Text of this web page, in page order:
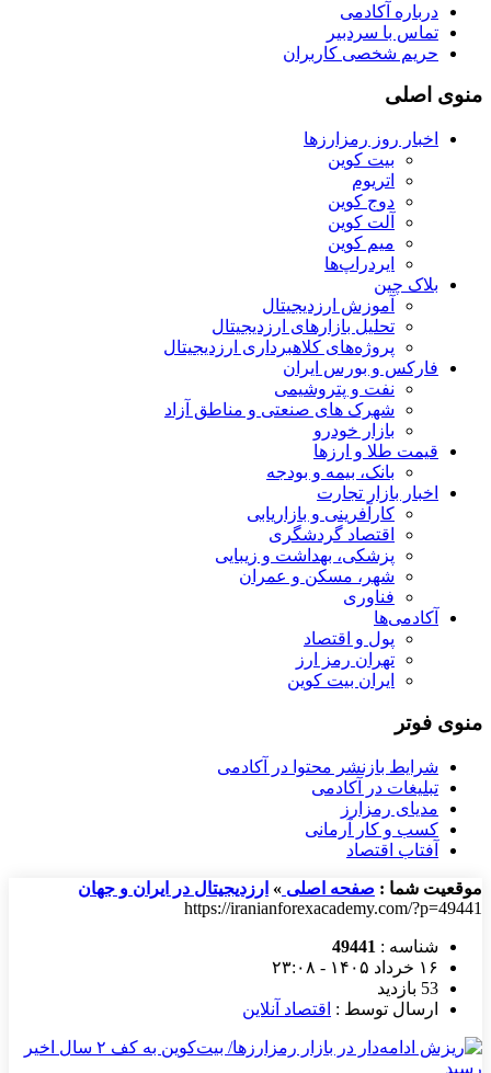
درباره آکادمی
تماس با سردبیر
حریم شخصی کاربران
منوی اصلی
اخبار روز رمزارزها
بیت کوین
اتریوم
دوج کوین
آلت کوین
میم کوین‌
ایردراپ‌ها
بلاک چین
آموزش ارزدیجیتال
تحلیل بازارهای ارزدیجیتال
پروژه‌های کلاهبرداری ارزدیجیتال
فارکس و بورس ایران
نفت و پتروشیمی
شهرک های صنعتی و مناطق آزاد
بازار خودرو
قیمت طلا و ارزها
بانک، بیمه و بودجه
اخبار بازار تجارت
کارآفرینی و بازاریابی
اقتصاد گردشگری
پزشکی، بهداشت و زیبایی
شهر، مسکن و عمران
فناوری
آکادمی‌ها
پول و اقتصاد
تهران رمز ارز
ایران بیت کوین
منوی فوتر
شرایط بازنشر محتوا در آکادمی
تبلیغات در آکادمی
مدیای رمزارز
کسب و کار آرمانی
آفتاب اقتصاد
موقعیت شما : صفحه اصلی » ارزدیجیتال در ایران و جهان
https://iranianforexacademy.com/?p=49441
شناسه : 49441
۱۶ خرداد ۱۴۰۵ - ۲۳:۰۸
53 بازدید
ارسال توسط : اقتصاد آنلاین